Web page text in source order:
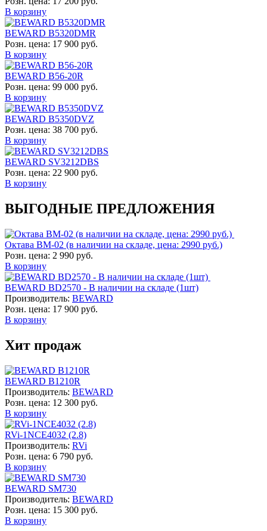
В корзину
BEWARD B5320DMR
Розн. цена: 17 900 руб.
В корзину
BEWARD B56-20R
Розн. цена: 99 000 руб.
В корзину
BEWARD B5350DVZ
Розн. цена: 38 700 руб.
В корзину
BEWARD SV3212DBS
Розн. цена: 22 900 руб.
В корзину
ВЫГОДНЫЕ ПРЕДЛОЖЕНИЯ
Октава ВМ-02 (в наличии на складе, цена: 2990 руб.)
Розн. цена: 2 990 руб.
В корзину
BEWARD BD2570 - В наличии на складе (1шт)
Производитель: BEWARD
Розн. цена: 17 900 руб.
В корзину
Хит продаж
BEWARD B1210R
Производитель: BEWARD
Розн. цена: 12 300 руб.
В корзину
RVi-1NCE4032 (2.8)
Производитель: RVi
Розн. цена: 6 790 руб.
В корзину
BEWARD SM730
Производитель: BEWARD
Розн. цена: 15 300 руб.
В корзину